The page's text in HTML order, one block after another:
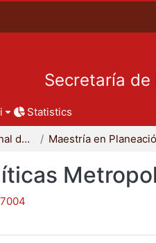
Secretaría de
Statistics
Coordinación Divisional de Posgrado